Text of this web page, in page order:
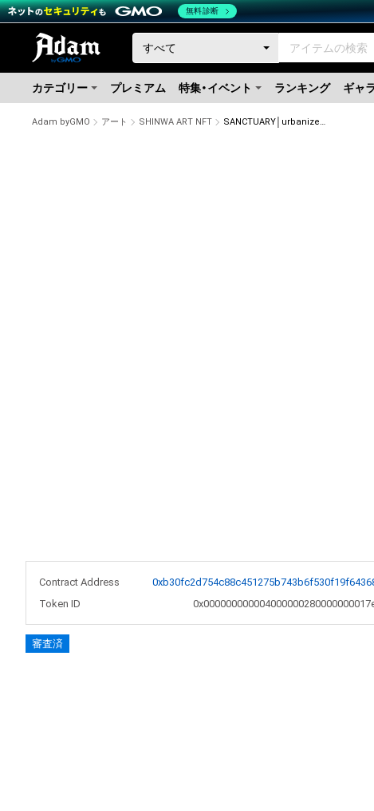
カテゴリー プレミアム 特集・イベント ランキング ギャ
Adam byGMO アート SHINWA ART NFT SANCTUARY│urbanized nature No.3407-3-1 Ed.3/10
Contract Address
Token ID
審査済
無料診断